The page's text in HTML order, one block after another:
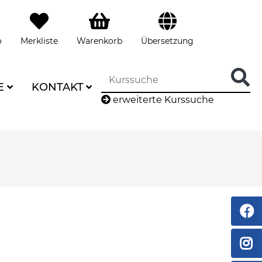
Merkliste Warenkorb Übersetzung
KONTAKT
erweiterte Kurssuche